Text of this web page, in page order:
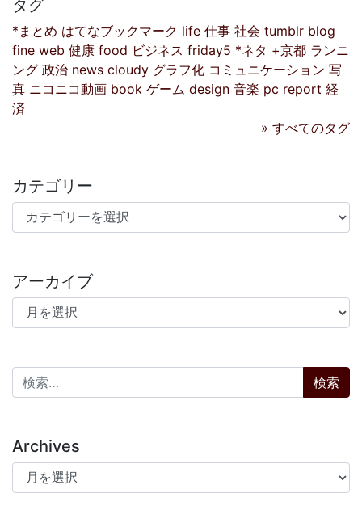
タグ
*まとめ はてなブックマーク life 仕事 社会 tumblr blog
fine web 健康 food ビジネス friday5 *ネタ +京都 ランニ
ング 政治 news cloudy グラフ化 コミュニケーション 写
真 ニコニコ動画 book ゲーム design 音楽 pc report 経
済
» すべてのタグ
カテゴリー
カテゴリー
アーカイブ
アーカイブ
検索:
Archives
Archives